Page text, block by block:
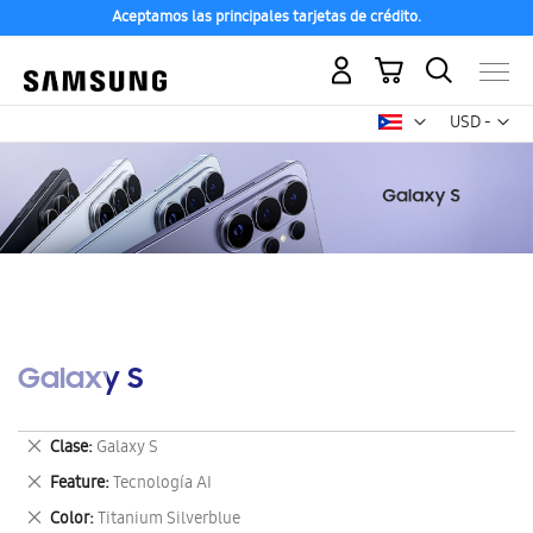
Aceptamos las principales tarjetas de crédito.
USD -
dólar
Mi carrito
Galaxy S
Clase Galaxy S
Eliminar
este
artículo
Feature Tecnología AI
Eliminar
este
Color Titanium Silverblue
Eliminar